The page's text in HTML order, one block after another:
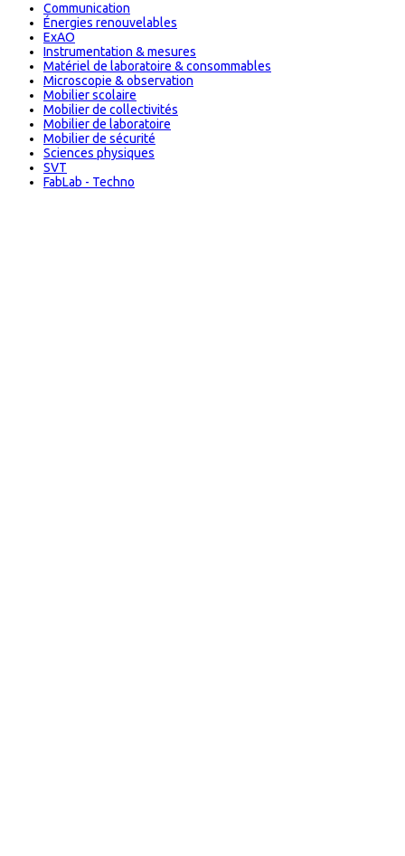
Communication
Énergies renouvelables
ExAO
Instrumentation & mesures
Matériel de laboratoire & consommables
Microscopie & observation
Mobilier scolaire
Mobilier de collectivités
Mobilier de laboratoire
Mobilier de sécurité
Sciences physiques
SVT
FabLab - Techno